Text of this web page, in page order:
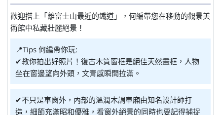
歡迎搭上「離富士山最近的鐵道」，何編帶您在移動的觀景美
術館中私藏壯麗絕景！
📍Tips 何編帶你玩:
✔教你拍出好照片！復古木質窗框是絕佳天然畫框，人物
坐在窗邊望向外頭，文青感瞬間拉滿。
✔不只是車窗外，內部的溫潤木調車廂由知名設計師打
造，細節充滿昭和優雅，看窗外絕景的同時也要記得捕捉